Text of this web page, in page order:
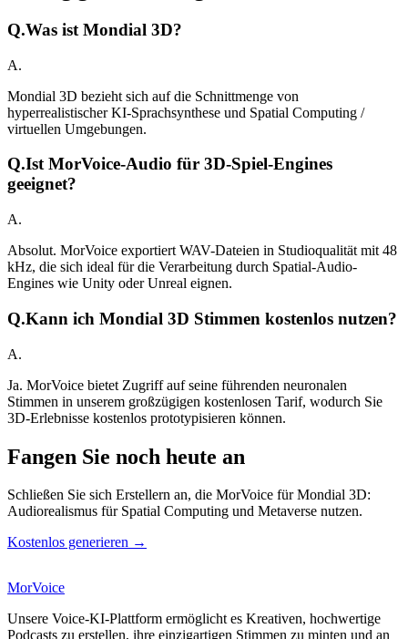
Q.Was ist Mondial 3D?
A.
Mondial 3D bezieht sich auf die Schnittmenge von
hyperrealistischer KI-Sprachsynthese und Spatial Computing /
virtuellen Umgebungen.
Q.Ist MorVoice-Audio für 3D-Spiel-Engines
geeignet?
A.
Absolut. MorVoice exportiert WAV-Dateien in Studioqualität mit 48
kHz, die sich ideal für die Verarbeitung durch Spatial-Audio-
Engines wie Unity oder Unreal eignen.
Q.Kann ich Mondial 3D Stimmen kostenlos nutzen?
A.
Ja. MorVoice bietet Zugriff auf seine führenden neuronalen
Stimmen in unserem großzügigen kostenlosen Tarif, wodurch Sie
3D-Erlebnisse kostenlos prototypisieren können.
Fangen Sie noch heute an
Schließen Sie sich Erstellern an, die MorVoice für Mondial 3D:
Audiorealismus für Spatial Computing und Metaverse nutzen.
Kostenlos generieren →
MorVoice
Unsere Voice-KI-Plattform ermöglicht es Kreativen, hochwertige
Podcasts zu erstellen, ihre einzigartigen Stimmen zu minten und an